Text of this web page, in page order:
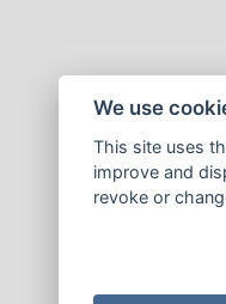
We use
This site uses
improve and
revoke or